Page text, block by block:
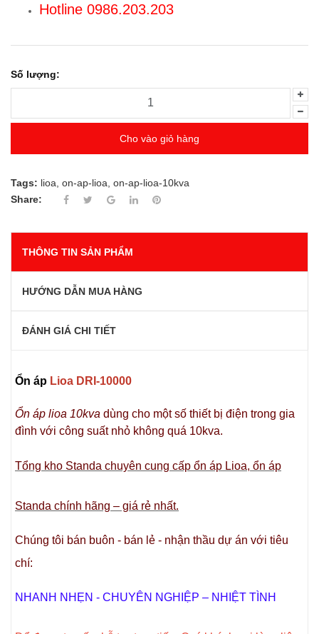
Hotline 0986.203.203
Số lượng:
Cho vào giỏ hàng
Tags: lioa on-ap-lioa on-ap-lioa-10kva
Share:
THÔNG TIN SẢN PHẨM
HƯỚNG DẪN MUA HÀNG
ĐÁNH GIÁ CHI TIẾT
Ổn áp Lioa DRI-10000
Ổn áp lioa 10kva dùng cho một số thiết bị điện trong gia
đình với công suất nhỏ không quá 10kva.
Tổng kho Standa chuyên cung cấp ổn áp Lioa, ổn áp
Standa chính hãng – giá rẻ nhất.
Chúng tôi bán buôn - bán lẻ - nhận thầu dự án với tiêu
chí:
NHANH NHẸN - CHUYÊN NGHIỆP – NHIỆT TÌNH